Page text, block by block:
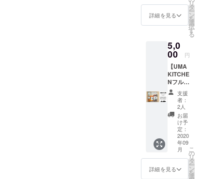
ジョ ・
砂肝と
の ア
ヒー
ジョ ◎
お召し
上がり
方法 中
身を
鍋、ま
たはフ
ライパ
ンに移
し替
え、弱
火で約2
分、に
んにく
がキツ
格
4,800円
（送料
込） ◎
わせ内
容 ・ヘ
ル・
シェル
的ムー
ル貝の
くんせ
い (ムー
ル貝の
薫製) ・
ルスカ
的バケ
モノ蛸
のス
モーク
(タコの
薫製) ・
詳細を見る
リ
タ
ー
ン
を
選
択
す
る
5,0
00 円
【UMA
KITCHE
Nフル
コース4
種セッ
ト】 ＊
通常価
格
5,450
円
→ 特
別ご支
援価
格
5,000円
支援
者：
2人
お届
け予
定：
2020
年09
月
詳細を見る
こ
の
リ
タ
ー
ン
を
選